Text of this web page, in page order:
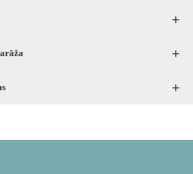
+
+
+